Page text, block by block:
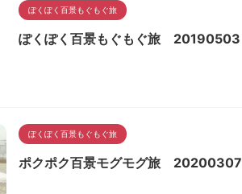
ぽくぽく百景もぐもぐ旅
ぽくぽく百景もぐもぐ旅 20190503
ぽくぽく百景もぐもぐ旅
ポクポク百景モグモグ旅 20200307